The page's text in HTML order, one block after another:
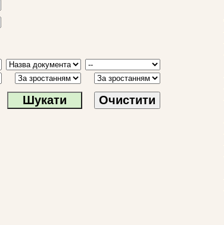
Очистити